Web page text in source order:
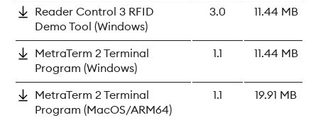
Reader Control 3 RFID
Demo Tool (Windows)
3.0 11.44 MB
MetraTerm 2 Terminal
Program (Windows)
1.1 11.44 MB
MetraTerm 2 Terminal
Program (MacOS/ARM64)
1.1 19.91 MB